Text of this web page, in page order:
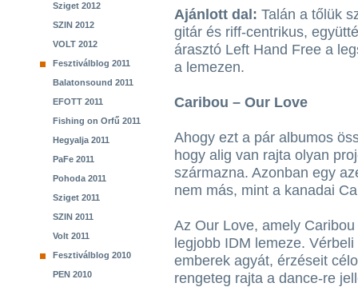
Sziget 2012
SZIN 2012
VOLT 2012
Fesztiválblog 2011
Balatonsound 2011
EFOTT 2011
Fishing on Orfű 2011
Hegyalja 2011
PaFe 2011
Pohoda 2011
Sziget 2011
SZIN 2011
Volt 2011
Fesztiválblog 2010
PEN 2010
Ajánlott dal: Talán a tőlük
gitár és riff-centrikus,
árasztó Left Hand Free a
a lemezen.
Caribou – Our Love
Ahogy ezt a pár albumos
hogy alig van rajta olyan
származna. Azonban egy
nem más, mint a kanadai
Az Our Love, amely
legjobb IDM lemeze.
emberek agyát, érzéseit
rengeteg rajta a dance-re